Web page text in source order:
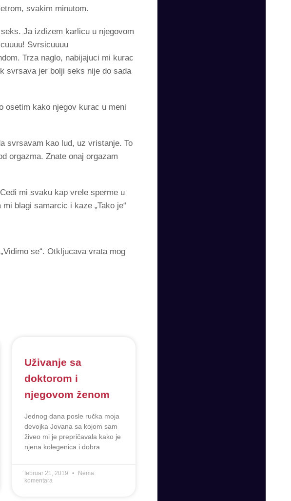
svakim minutom.
Ja izdizem karlicu u njegovom
Svrsicuuuu
Trza naglo, nabijajuci mi kurac
svrsava jer bolji seks nije do sada
osetim kako njegov kurac u meni
svrsavam kao lud, uz vristanje. To
orgazma. Znate onaj orgazam
mi svaku kap vrele sperme u
blagi samarcic i kaze „Tako je“
se“. Otkljucava vrata mog
Uživanje sa
doktorom i
njegovom ženom
Jednog dana posle ručka moja
devojka Jovana sa kojom sam
živeo mi je prepričavala kako je
njena kolegenica i dobra
februar 21, 2019
Nema
komentara